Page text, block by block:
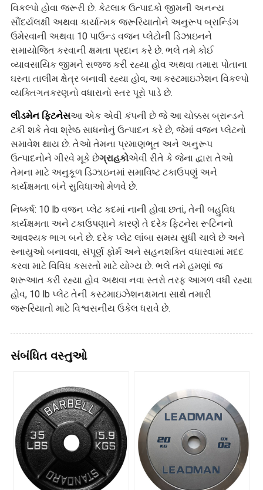
વિકલ્પો હોવા જરૂરી છે. કેટલાક ઉત્પાદકો જીમની અનન્ય
સૌંદર્યલક્ષી અથવા કાર્યાત્મક જરૂરિયાતોને અનુરૂપ બ્રાન્ડિંગ
ઉમેરવાની અથવા 10 પાઉન્ડ વજન પ્લેટોની ડિઝાઇનને
સમાયોજિત કરવાની ક્ષમતા પ્રદાન કરે છે. ભલે તમે કોઈ
વ્યાવસાયિક જીમને સજ્જ કરી રહ્યા હોવ અથવા તમારા પોતાના
ઘરના તાલીમ ક્ષેત્ર બનાવી રહ્યા હોવ, આ કસ્ટમાઇઝેશન વિકલ્પો
વ્યક્તિગતકરણનો વધારાનો સ્તર પૂરો પાડે છે.
લીડમેન ફિટનેસઆ એક એવી કંપની છે જે આ ચોક્કસ બ્રાન્ડને
ટકી શકે તેવા શ્રેષ્ઠ સાધનોનું ઉત્પાદન કરે છે, જેમાં વજન પ્લેટનો
સમાવેશ થાય છે. તેઓ તેમના પ્રમાણભૂત અને અનુરૂપ
ઉત્પાદનોને ગીરવે મૂકે છેગ્રાહકોએવી રીતે કે જેના દ્વારા તેઓ
તેમના માટે અનુકૂળ ડિઝાઇનમાં સમાવિષ્ટ ટકાઉપણું અને
કાર્યક્ષમતા બંને સુવિધાઓ મેળવે છે.
નિષ્કર્ષ: 10 lb વજન પ્લેટ કદમાં નાની હોવા છતાં, તેની બહુવિધ
કાર્યક્ષમતા અને ટકાઉપણાને કારણે તે દરેક ફિટનેસ રૂટિનનો
આવશ્યક ભાગ બને છે. દરેક પ્લેટ લાંબા સમય સુધી ચાલે છે અને
સ્નાયુઓ બનાવવા, સંપૂર્ણ ફોર્મ અને સહનશક્તિ વધારવામાં મદદ
કરવા માટે વિવિધ કસરતો માટે યોગ્ય છે. ભલે તમે હમણાં જ
શરૂઆત કરી રહ્યા હોવ અથવા નવા સ્તરો તરફ આગળ વધી રહ્યા
હોવ, 10 lb પ્લેટ તેની કસ્ટમાઇઝેશનક્ષમતા સાથે તમારી
જરૂરિયાતો માટે વિશ્વસનીય ઉકેલ ધરાવે છે.
સંબંધિત વસ્તુઓ